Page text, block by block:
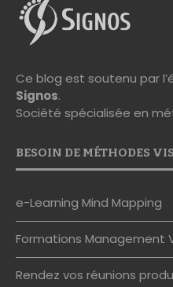
Ce blog est soutenu par
Signos.
Société spécialisée en
BESOIN DE MÉTHODES
e-Learning Mind Mapping
Formations Management
Rendez vos réunions